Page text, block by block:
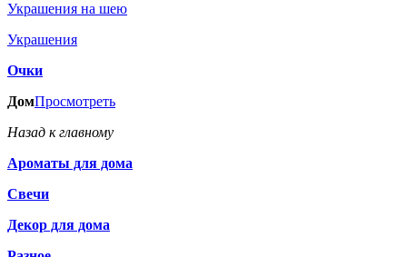
Украшения на шею
Украшения
Очки
ДомПросмотреть
Назад к главному
Ароматы для дома
Свечи
Декор для дома